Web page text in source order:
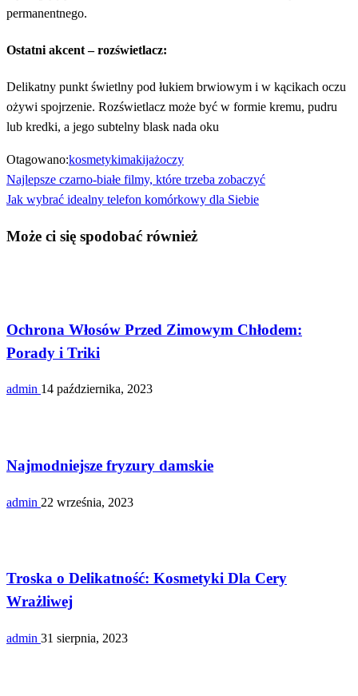
permanentnego.
Ostatni akcent – rozświetlacz:
Delikatny punkt świetlny pod łukiem brwiowym i w kącikach oczu
ożywi spojrzenie. Rozświetlacz może być w formie kremu, pudru
lub kredki, a jego subtelny blask nada oku
Otagowano:kosmetykimakijażoczy
Nawigacja
Poprzedni
wpis
Najlepsze czarno-białe filmy, które trzeba zobaczyć
Następny
Jak wybrać idealny telefon komórkowy dla Siebie
Może ci się spodobać również
Ochrona Włosów Przed Zimowym Chłodem:
Porady i Triki
admin 14 października, 2023
Najmodniejsze fryzury damskie
admin 22 września, 2023
Troska o Delikatność: Kosmetyki Dla Cery
Wrażliwej
admin 31 sierpnia, 2023